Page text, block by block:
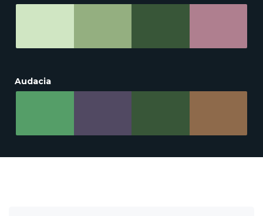
Audacia